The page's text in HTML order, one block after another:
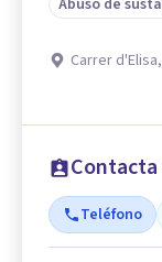
Carrer
Teléfono